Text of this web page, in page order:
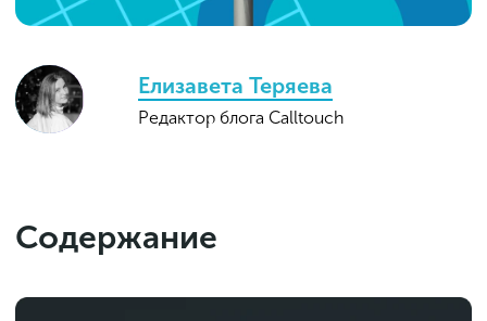
Елизавета Теряева
Редактор блога Calltouch
Содержание